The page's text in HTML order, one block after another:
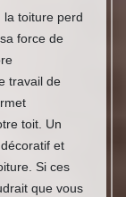
la toiture perd
force de
travail de
toit. Un
et
Si ces
que vous